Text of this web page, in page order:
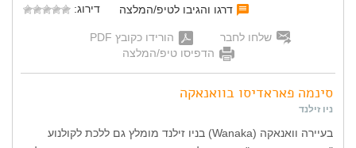
דרגו והגיבו לטיפ/המלצה
דירוג:
שלחו לחבר
הורידו כקובץ PDF
הדפיסו טיפ/המלצה
סינמה פאראדיסו בוואנאקה
ניו זילנד
בעיירה וואנאקה (Wanaka) בניו זילנד מומלץ גם ללכת לקולנוע